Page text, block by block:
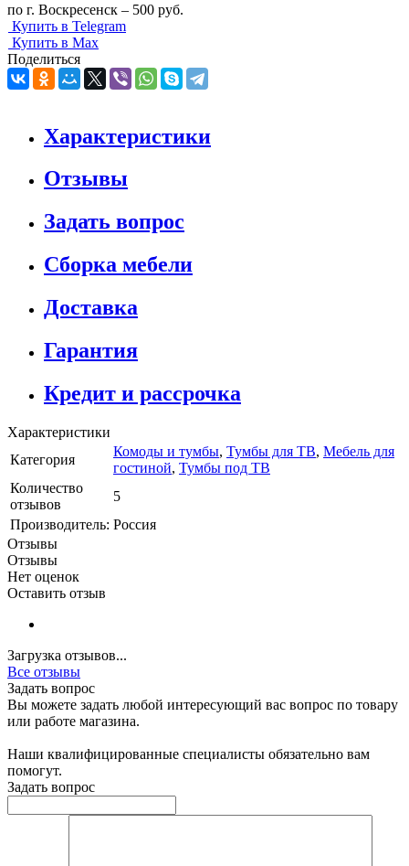
по г. Воскресенск – 500 руб.
Купить в Telegram
Купить в Max
Поделиться
Характеристики
Отзывы
Задать вопрос
Сборка мебели
Доставка
Гарантия
Кредит и рассрочка
Характеристики
Категория
Комоды и тумбы, Тумбы для ТВ, Мебель для
гостиной, Тумбы под ТВ
Количество
отзывов
5
Производитель: Россия
Отзывы
Отзывы
Нет оценок
Оставить отзыв
Загрузка отзывов...
Все отзывы
Задать вопрос
Вы можете задать любой интересующий вас вопрос по товару
или работе магазина.
Наши квалифицированные специалисты обязательно вам
помогут.
Задать вопрос